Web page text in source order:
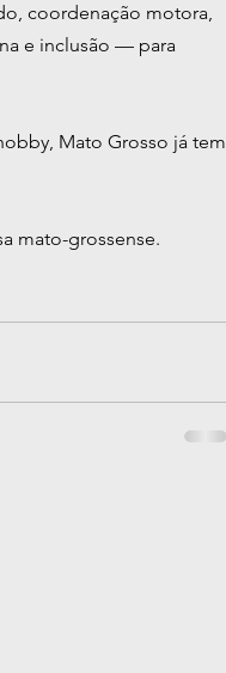
coordenação motora,
e inclusão — para
Mato Grosso já tem
mato-grossense.